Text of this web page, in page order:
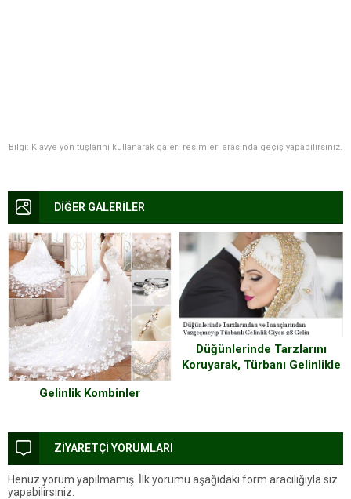
Bilgi: Klavye yön tuşlarını kullanarak galeri resimleri arasında geçiş yapabilirsiniz.
DİĞER GALERİLER
Gelinlik Kombinler
Düğünlerinde Tarzlarını
Koruyarak, Türbanı Gelinlikle
ZİYARETÇİ YORUMLARI
Henüz yorum yapılmamış. İlk yorumu aşağıdaki form aracılığıyla siz
yapabilirsiniz.